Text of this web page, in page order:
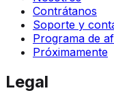
Contrátanos
Soporte y
Programa de
Próximamente
Legal